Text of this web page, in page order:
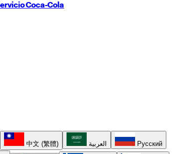
Coca-Cola
中文 (繁體) العربية Русский